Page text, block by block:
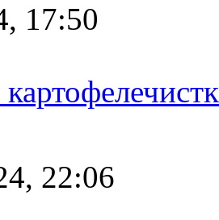
17:50
22:06